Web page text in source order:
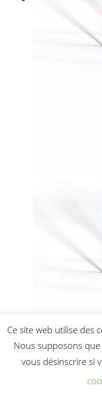
TRAINER
Street
Ce site web utilise des
Nous supposons
vous désinscrire si